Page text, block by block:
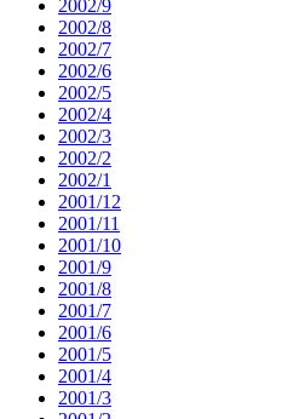
2002/9
2002/8
2002/7
2002/6
2002/5
2002/4
2002/3
2002/2
2002/1
2001/12
2001/11
2001/10
2001/9
2001/8
2001/7
2001/6
2001/5
2001/4
2001/3